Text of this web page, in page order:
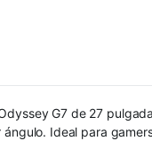
G7 de 27
Ideal para